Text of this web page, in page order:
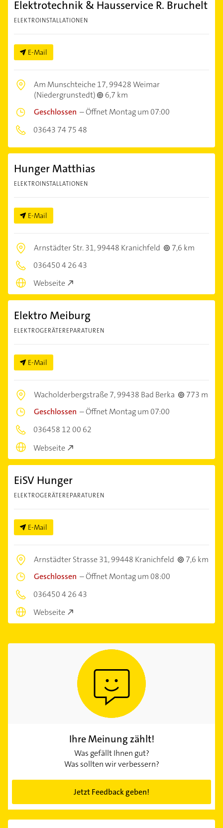
Elektrotechnik & Hausservice R. Bruchelt
ELEKTROINSTALLATIONEN
E-Mail
Am Munschteiche 17,99428 Weimar
(Niedergrunstedt)
6,7 km
Geschlossen –Öffnet Montag um 07:00
03643 74 75 48
Hunger Matthias
ELEKTROINSTALLATIONEN
E-Mail
Arnstädter Str. 31,99448 Kranichfeld
7,6 km
036450 4 26 43
Webseite
Elektro Meiburg
ELEKTROGERÄTEREPARATUREN
E-Mail
Wacholderbergstraße 7,99438 Bad Berka
773 m
Geschlossen –Öffnet Montag um 07:00
036458 12 00 62
Webseite
EiSV Hunger
ELEKTROGERÄTEREPARATUREN
E-Mail
Arnstädter Strasse 31,99448 Kranichfeld
7,6 km
Geschlossen –Öffnet Montag um 08:00
036450 4 26 43
Webseite
Ihre Meinung zählt!
Was gefällt Ihnen gut?
Was sollten wir verbessern?
Jetzt Feedback geben!